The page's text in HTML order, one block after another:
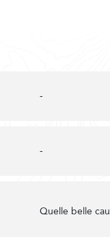
-
-
Quelle belle